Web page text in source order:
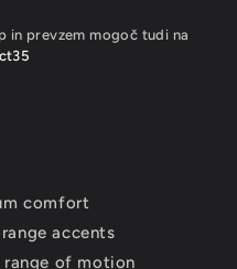
in prevzem mogoč tudi na
comfort
accents
range of motion